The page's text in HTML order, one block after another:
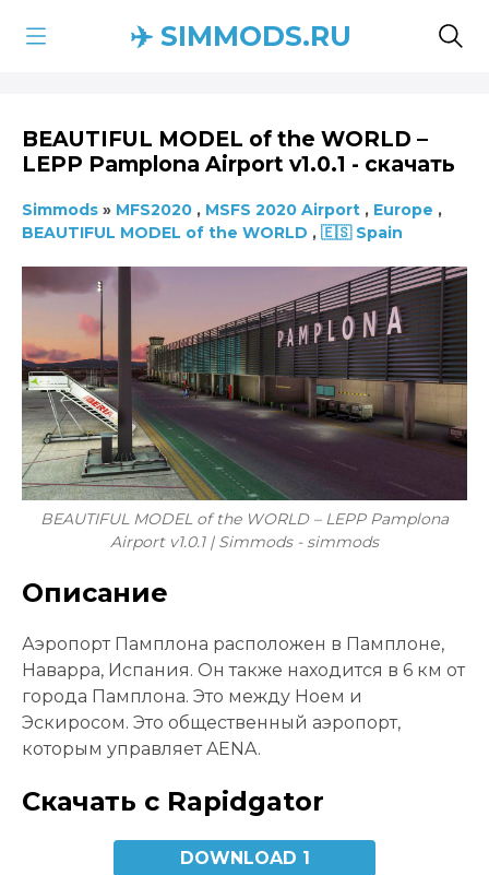
✈️ SIMMODS.RU
BEAUTIFUL MODEL of the WORLD –
LEPP Pamplona Airport v1.0.1 - скачать
Simmods » MFS2020 , MSFS 2020 Airport , Europe ,
BEAUTIFUL MODEL of the WORLD , 🇪🇸 Spain
BEAUTIFUL MODEL of the WORLD – LEPP Pamplona
Airport v1.0.1 | Simmods - simmods
Описание
Аэропорт Памплона расположен в Памплоне,
Наварра, Испания. Он также находится в 6 км от
города Памплона. Это между Ноем и
Эскиросом. Это общественный аэропорт,
которым управляет AENA.
Скачать с Rapidgator
DOWNLOAD 1